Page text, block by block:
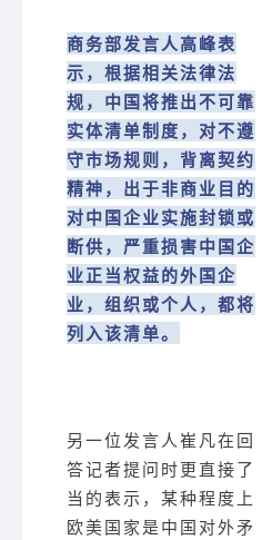
商务部发言人高峰表
示，根据相关法律法
规，中国将推出不可靠
实体清单制度，对不遵
守市场规则，背离契约
精神，出于非商业目的
对中国企业实施封锁或
断供，严重损害中国企
业正当权益的外国企
业，组织或个人，都将
列入该清单。
另一位发言人崔凡在回
答记者提问时更直接了
当的表示，某种程度上
欧美国家是中国对外矛